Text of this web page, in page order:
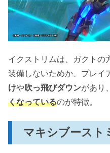
イクストリムは、ガクトの
装備しないためか、プレイ
けや吹っ飛びダウンがあり、
くなっているのが特徴。
マキシブースト